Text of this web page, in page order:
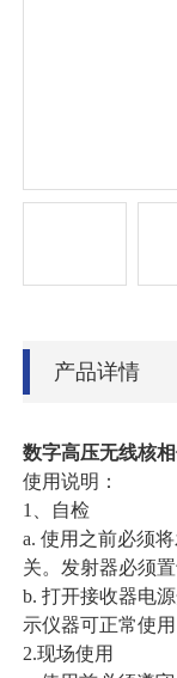
产品详情
数字高压无线核
使用说明：
1、自检
a. 使用之前必须
关。发射器必须
b. 打开接收器电
示仪器可正常使
2.现场使用